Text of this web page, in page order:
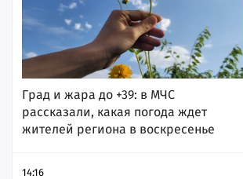
Град и жара до +39: в МЧС
рассказали, какая погода ждет
жителей региона в воскресенье
14:16